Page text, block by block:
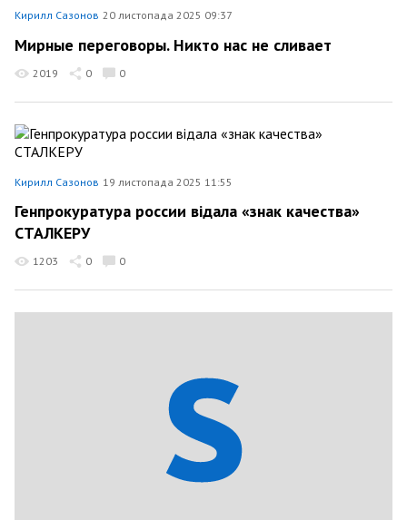
Кирилл Сазонов 20 листопада 2025 09:37
Мирные переговоры. Никто нас не сливает
2019 0 0
Кирилл Сазонов 19 листопада 2025 11:55
Генпрокуратура россии відала «знак качества»
СТАЛКЕРУ
1203 0 0